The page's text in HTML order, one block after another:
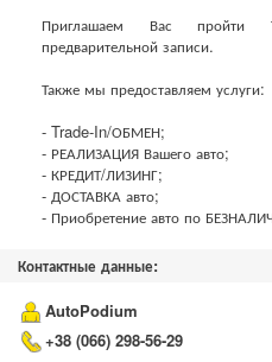
Приглашаем Вас пройти
предварительной записи.
Также мы предоставляем услуги:
- Trade-In/ОБМЕН;
- РЕАЛИЗАЦИЯ Вашего авто;
- КРЕДИТ/ЛИЗИНГ;
- ДОСТАВКА авто;
- Приобретение авто по
Контактные данные:
AutoPodium
+38 (066) 298-56-29